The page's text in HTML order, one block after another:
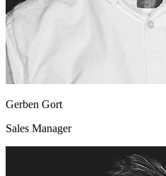
Gerben Gort
Sales Manager